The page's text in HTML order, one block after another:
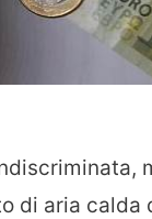
di aria calda